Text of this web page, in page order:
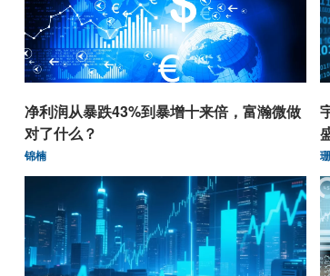
净利润从暴跌43%到暴增十来倍，富瀚微做
对了什么？
锦楠